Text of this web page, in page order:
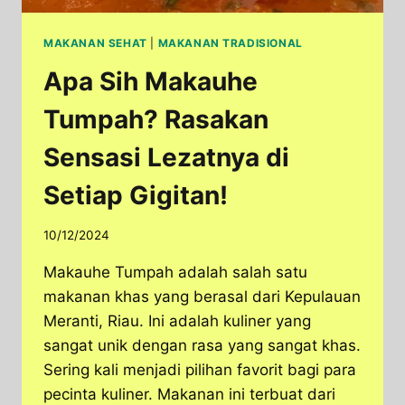
MAKANAN SEHAT MAKANAN TRADISIONAL
Apa Sih Makauhe
Tumpah? Rasakan
Sensasi Lezatnya di
Setiap Gigitan!
10/12/2024
Makauhe Tumpah adalah salah satu
makanan khas yang berasal dari Kepulauan
Meranti, Riau. Ini adalah kuliner yang
sangat unik dengan rasa yang sangat khas.
Sering kali menjadi pilihan favorit bagi para
pecinta kuliner. Makanan ini terbuat dari